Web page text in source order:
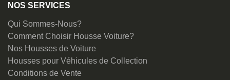
NOS SERVICES
Qui Sommes-Nous?
Comment Choisir Housse Voiture?
Nos Housses de Voiture
Housses pour Véhicules de Collection
Conditions de Vente